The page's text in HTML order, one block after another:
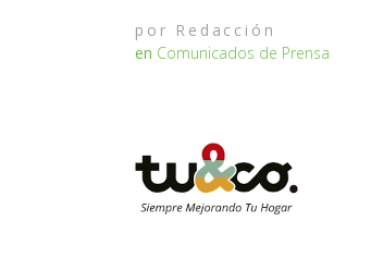
por Redacción
en Comunicados de Prensa